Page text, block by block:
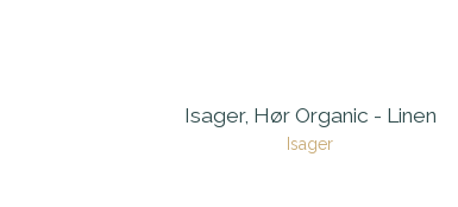
Isager, Hør Organic - Linen
Isager